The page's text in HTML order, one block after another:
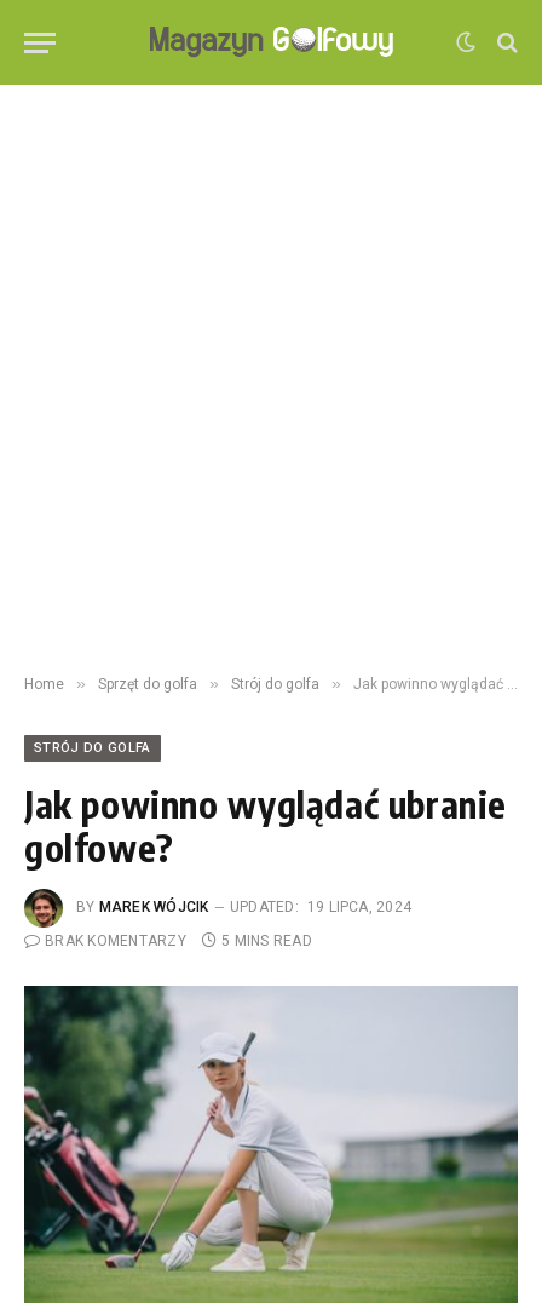
Home » Sprzęt do golfa » Strój do golfa » Jak powinno wyglądać ubranie golfowe?
STRÓJ DO GOLFA
Jak powinno wyglądać ubranie
golfowe?
BY MAREK WÓJCIK UPDATED:
19 LIPCA, 2024
BRAK KOMENTARZY
5 MINS READ